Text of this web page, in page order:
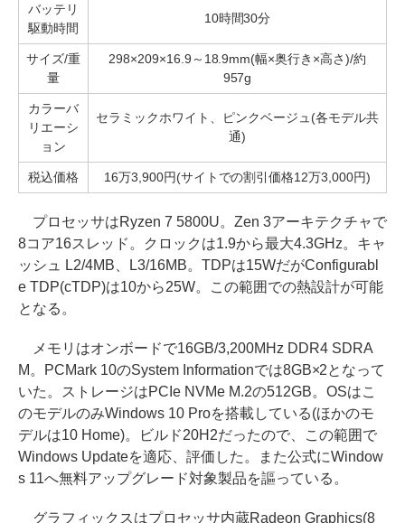
バッテリ
駆動時間
10時間30分
サイズ/重
量
298×209×16.9～18.9mm(幅×奥行き×高さ)/約
957g
カラーバ
リエーシ
ョン
セラミックホワイト、ピンクベージュ(各モデル共
通)
税込価格 16万3,900円(サイトでの割引価格12万3,000円)
プロセッサはRyzen 7 5800U。Zen 3アーキテクチャで
8コア16スレッド。クロックは1.9から最大4.3GHz。キャ
ッシュ L2/4MB、L3/16MB。TDPは15WだがConfigurabl
e TDP(cTDP)は10から25W。この範囲での熱設計が可能
となる。
メモリはオンボードで16GB/3,200MHz DDR4 SDRA
M。PCMark 10のSystem Informationでは8GB×2となって
いた。ストレージはPCIe NVMe M.2の512GB。OSはこ
のモデルのみWindows 10 Proを搭載している(ほかのモ
デルは10 Home)。ビルド20H2だったので、この範囲で
Windows Updateを適応、評価した。また公式にWindow
s 11へ無料アップグレード対象製品を謳っている。
グラフィックスはプロセッサ内蔵Radeon Graphics(8